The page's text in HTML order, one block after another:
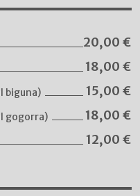
20,00 €
18,00 €
biguna) 15,00 €
gogorra) 18,00 €
12,00 €